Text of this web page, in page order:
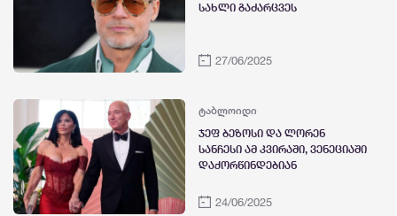
სახლი გაძარცვეს
27/06/2025
ტაბლოიდი
ჯეფ ბეზოსი და ლორენ
სანჩესი ამ კვირაში, ვენეციაში
დაქორწინდებიან
24/06/2025